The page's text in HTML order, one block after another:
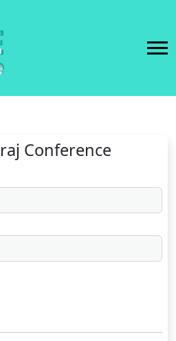
Conference